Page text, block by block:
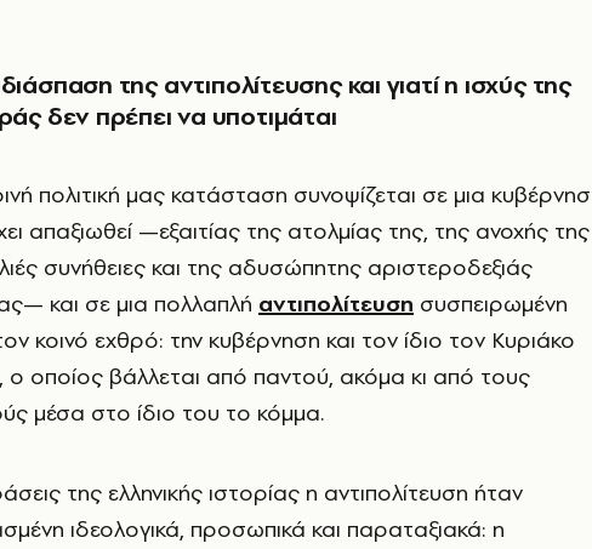
της αντιπολίτευσης και γιατί η ισχύς της
δεν πρέπει να υποτιμάται
πολιτική μας κατάσταση συνοψίζεται σε μια
απαξιωθεί —εξαιτίας της ατολμίας της, της ανοχής της
συνήθειες και της αδυσώπητης αριστεροδεξιάς
και σε μια πολλαπλή αντιπολίτευση συσπειρωμένη
κοινό εχθρό: την κυβέρνηση και τον ίδιο τον Κυριάκο
οποίος βάλλεται από παντού, ακόμα κι από τους
μέσα στο ίδιο του το κόμμα.
της ελληνικής ιστορίας η αντιπολίτευση ήταν
ιδεολογικά, προσωπικά και παραταξιακά: η